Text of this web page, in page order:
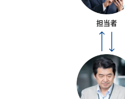
担当者